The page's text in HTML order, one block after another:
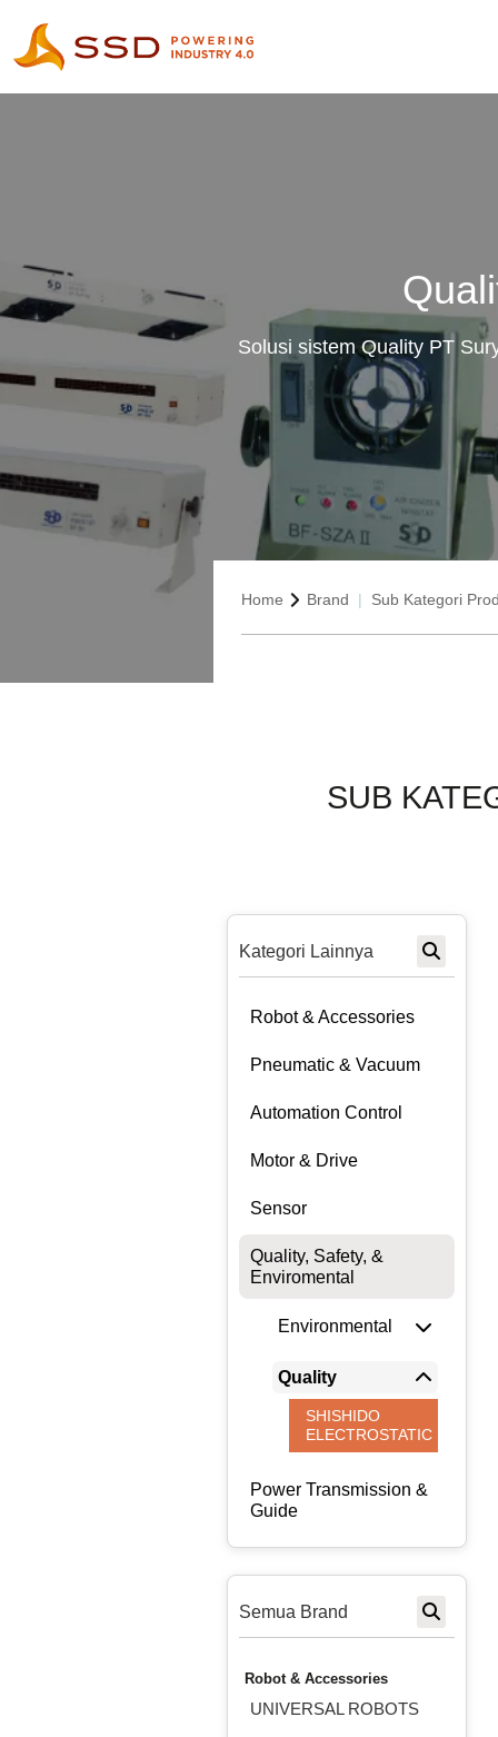
Solusi sistem Quality PT
Home Brand Sub Kategori
SUB
Kategori Lainnya
Robot & Accessories
Pneumatic & Vacuum
Automation Control
Motor & Drive
Sensor
Quality, Safety, &
Enviromental
Environmental
Quality
SHISHIDO
ELECTROSTATIC
Power Transmission &
Guide
Semua Brand
Robot & Accessories
UNIVERSAL ROBOTS